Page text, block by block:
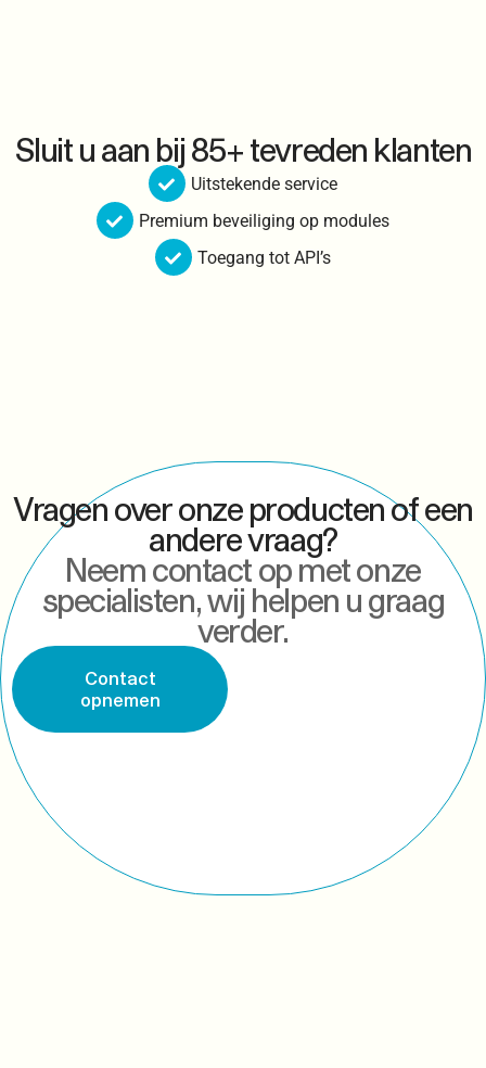
Sluit u aan bij 85+ tevreden klanten
Uitstekende service
Premium beveiliging op modules
Toegang tot API’s
Vragen over onze producten of een
andere vraag?
Neem contact op met onze
specialisten, wij helpen u graag
verder.
Contact
opnemen